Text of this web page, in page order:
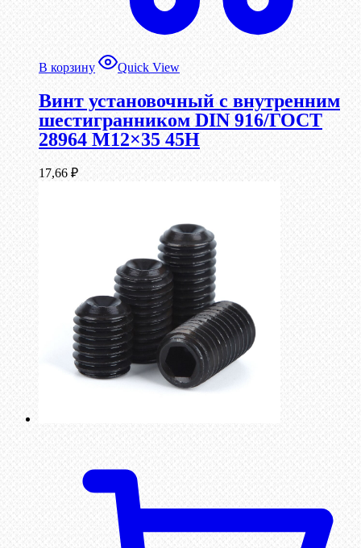
В корзину Quick View
Винт установочный с внутренним
шестигранником DIN 916/ГОСТ
28964 М12×35 45Н
17,66 ₽